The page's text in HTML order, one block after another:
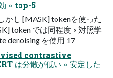
◦ top-5
かし [MASK] tokenを使った
token では同程度 ◦ 対照学
denoising を使用 17
contrastive
は分散が低い ◦ 安定した